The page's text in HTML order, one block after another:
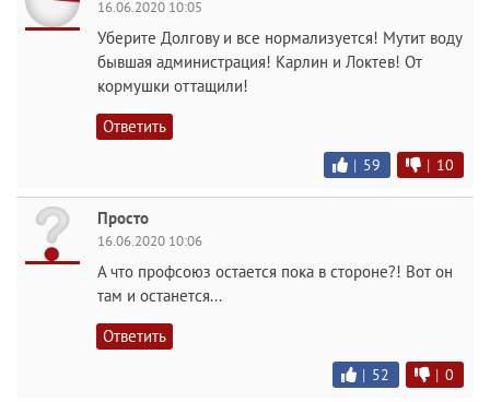
16.06.2020 10:05
Уберите Долгову и все нормализуется! Мутит воду
бывшая администрация! Карлин и Локтев! От
кормушки оттащили!
Ответить
| 59 | 10
Просто
16.06.2020 10:06
А что профсоюз остается пока в стороне?! Вот он
там и останется...
Ответить
| 52 | 0